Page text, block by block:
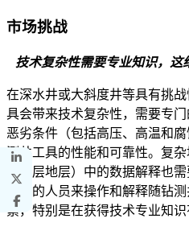
市场挑战
技术复杂性需要专业知识，这
在深水井或大斜度井等具有挑
具会带来技术复杂性，需要专
恶劣条件（包括高压、高温和
测井工具的性能和可靠性。复
或断层地层）中的数据解释也
熟练的人员来操作和解释随钻
素，特别是在获得技术专业知识